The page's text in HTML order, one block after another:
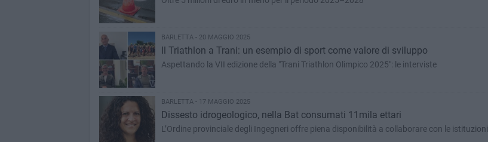
BARLETTA - 20 MAGGIO 2025
Il Triathlon a Trani: un esempio di sport come valore di sviluppo
Aspettando la VII edizione della "Trani Triathlon Olimpico 2025": le interviste
BARLETTA - 17 MAGGIO 2025
Dissesto idrogeologico, nella Bat consumati 11mila ettari
L’Ordine provinciale degli Ingegneri offre piena disponibilità a collaborare con le istituzioni